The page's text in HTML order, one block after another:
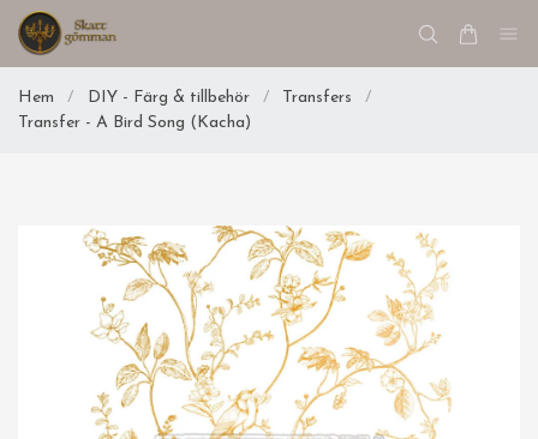
Hem / DIY - Färg & tillbehör / Transfers
/
Transfer - A Bird Song (Kacha)